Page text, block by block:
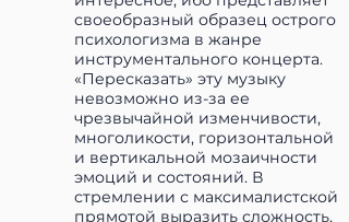
своеобразный образец острого
психологизма в жанре
инструментального концерта.
«Пересказать» эту музыку
невозможно из-за ее
чрезвычайной изменчивости,
многоликости, горизонтальной
и вертикальной мозаичности
эмоций и состояний. В
стремлении с максималистской
прямотой выразить сложность,